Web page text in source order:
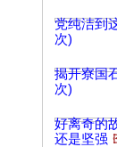
党纯洁到
次)
揭开寮国
次)
好离奇的
还是坚强